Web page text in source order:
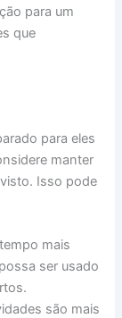
para um
que
para eles
manter
Isso pode
mais
ser usado
são mais